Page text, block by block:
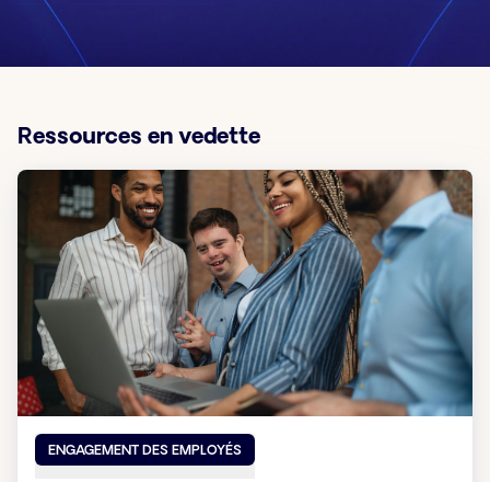
Ressources en vedette
ENGAGEMENT DES EMPLOYÉS